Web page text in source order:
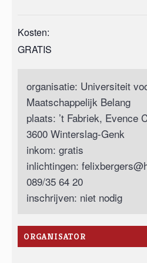
Kosten:
GRATIS
organisatie: Universiteit
Maatschappelijk Belang
plaats: ’t Fabriek, Evence
3600 Winterslag-Genk
inkom: gratis
inlichtingen:
089/35 64 20
inschrijven: niet nodig
ORGANISATOR